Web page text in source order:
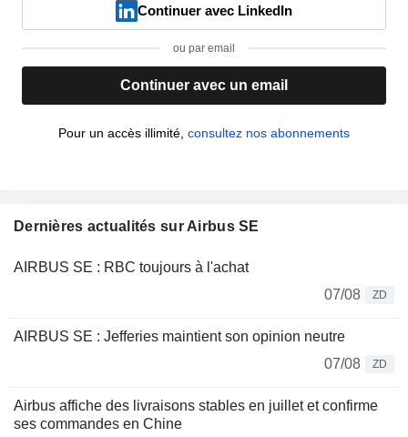
Continuer avec LinkedIn
ou par email
Continuer avec un email
Pour un accès illimité, consultez nos abonnements
Dernières actualités sur Airbus SE
AIRBUS SE : RBC toujours à l'achat
07/08
ZD
AIRBUS SE : Jefferies maintient son opinion neutre
07/08
ZD
Airbus affiche des livraisons stables en juillet et confirme
ses commandes en Chine